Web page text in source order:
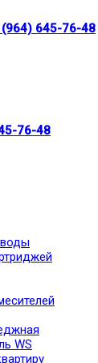
(964) 645-76-48
76-48
WS